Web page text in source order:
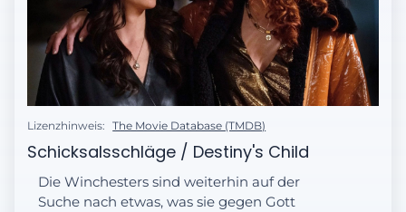
Lizenzhinweis: The Movie Database (TMDB)
Schicksalsschläge / Destiny's Child
Die Winchesters sind weiterhin auf der
Suche nach etwas, was sie gegen Gott